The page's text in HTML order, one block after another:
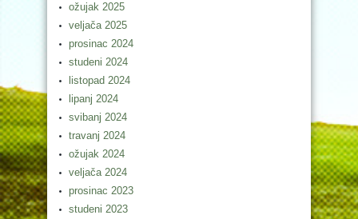
ožujak 2025
veljača 2025
prosinac 2024
studeni 2024
listopad 2024
lipanj 2024
svibanj 2024
travanj 2024
ožujak 2024
veljača 2024
prosinac 2023
studeni 2023